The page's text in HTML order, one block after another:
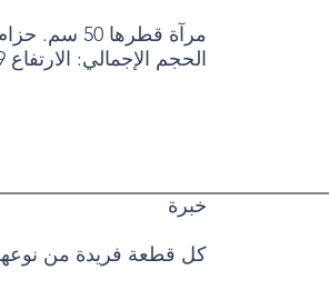
مرآة قطرها 50 سم. حزام معدني أسود.
الحجم الإجمالي: الارتفاع 89 سم ، العرض 50 سم.
خبرة
كل قطعة فريدة من نوعها